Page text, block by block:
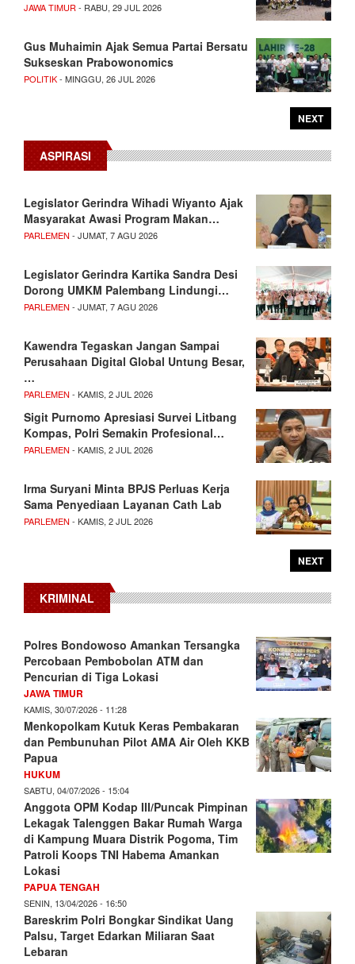
JAWA TIMUR - RABU, 29 JUL 2026
Gus Muhaimin Ajak Semua Partai Bersatu
Sukseskan Prabowonomics
POLITIK- MINGGU, 26 JUL 2026
NEXT
ASPIRASI
Legislator Gerindra Wihadi Wiyanto Ajak
Masyarakat Awasi Program Makan…
PARLEMEN - JUMAT, 7 AGU 2026
Legislator Gerindra Kartika Sandra Desi
Dorong UMKM Palembang Lindungi…
PARLEMEN - JUMAT, 7 AGU 2026
Kawendra Tegaskan Jangan Sampai
Perusahaan Digital Global Untung Besar,
…
PARLEMEN - KAMIS, 2 JUL 2026
Sigit Purnomo Apresiasi Survei Litbang
Kompas, Polri Semakin Profesional…
PARLEMEN - KAMIS, 2 JUL 2026
Irma Suryani Minta BPJS Perluas Kerja
Sama Penyediaan Layanan Cath Lab
PARLEMEN - KAMIS, 2 JUL 2026
NEXT
KRIMINAL
Polres Bondowoso Amankan Tersangka
Percobaan Pembobolan ATM dan
Pencurian di Tiga Lokasi
JAWA TIMUR
KAMIS, 30/07/2026 - 11:28
Menkopolkam Kutuk Keras Pembakaran
dan Pembunuhan Pilot AMA Air Oleh KKB
Papua
HUKUM
SABTU, 04/07/2026 - 15:04
Anggota OPM Kodap III/Puncak Pimpinan
Lekagak Talenggen Bakar Rumah Warga
di Kampung Muara Distrik Pogoma, Tim
Patroli Koops TNI Habema Amankan
Lokasi
PAPUA TENGAH
SENIN, 13/04/2026 - 16:50
Bareskrim Polri Bongkar Sindikat Uang
Palsu, Target Edarkan Miliaran Saat
Lebaran